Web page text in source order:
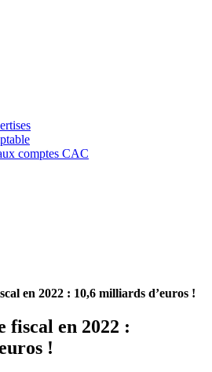
comptes CAC
en 2022 : 10,6 milliards d’euros !
fiscal en 2022 :
!